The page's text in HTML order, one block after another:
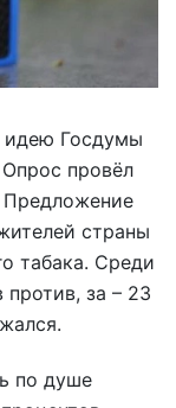
идею Госдумы
провёл
Предложение
страны
табака. Среди
за – 23
по душе